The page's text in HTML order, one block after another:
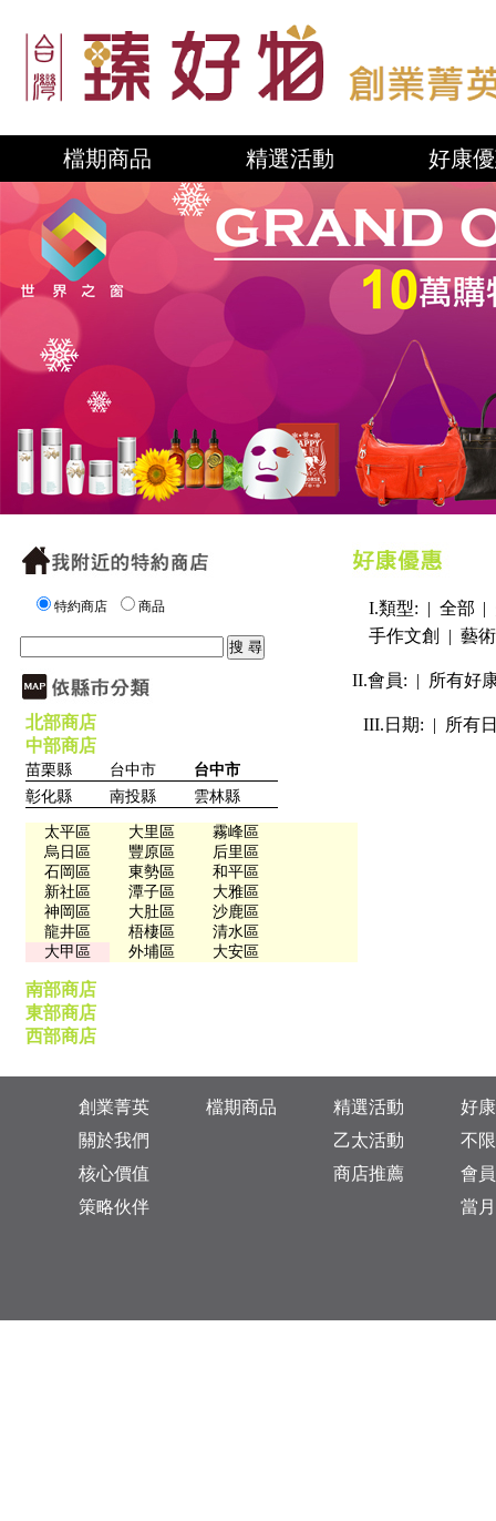
檔期商品 精選活動 好康
特約商店 商品
北部商店
中部商店
苗栗縣 台中市
台中市
彰化縣
南投縣 雲林縣
太平區 大里區
霧峰區
烏日區
豐原區
后里區
石岡區
東勢區
和平區
新社區
潭子區
大雅區
神岡區
大肚區
沙鹿區
龍井區
梧棲區
清水區
大甲區
外埔區 大安區
南部商店
東部商店
西部商店
I.類型: | 全部 |
手作文創
| 藝
II.會員: | 所有好
III.日期: | 所有
創業菁英
關於我們
核心價值
策略伙伴
檔期商品
精選活動
乙太活動
商店推薦
好
不
會
當